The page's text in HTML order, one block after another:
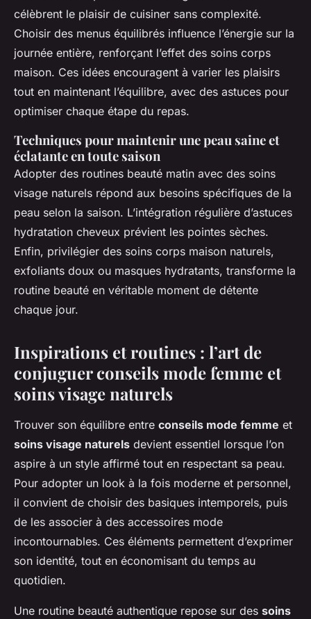
célèbrent le plaisir de cuisiner sans complexité.
Choisir des menus équilibrés influence l’énergie sur la
journée entière, renforçant l’effet des soins corps
maison. Ces idées encouragent à varier les plaisirs
tout en maintenant l’équilibre, avec des astuces pour
optimiser chaque étape du repas.
Techniques pour maintenir une peau saine et
éclatante en toute saison
Adopter des routines beauté matin avec des soins
visage naturels répond aux besoins spécifiques de la
peau selon la saison. L’intégration régulière d’astuces
hydratation cheveux prévient les pointes sèches.
Enfin, privilégier des soins corps maison naturels,
exfoliants doux ou masques hydratants, transforme la
routine beauté en véritable moment de détente
chaque jour.
Inspirations et routines : l’art de
conjuguer conseils mode femme et
soins visage naturels
Trouver son équilibre entre conseils mode femme et
soins visage naturels devient essentiel lorsque l’on
aspire à un style affirmé tout en respectant sa peau.
Pour adopter un look à la fois moderne et personnel,
il convient de choisir des basiques intemporels, puis
de les associer à des accessoires mode
incontournables. Ces éléments permettent d’exprimer
son identité, tout en économisant du temps au
quotidien.
Une routine beauté authentique repose sur des soins